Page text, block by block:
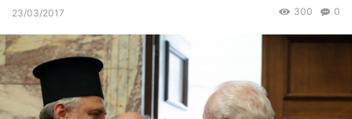
23/03/2017 0
300